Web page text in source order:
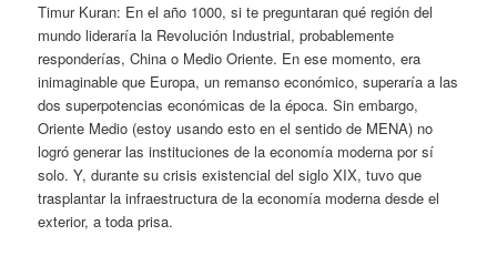
Timur Kuran: En el año 1000, si te preguntaran qué región del
mundo lideraría la Revolución Industrial, probablemente
responderías, China o Medio Oriente. En ese momento, era
inimaginable que Europa, un remanso económico, superaría a las
dos superpotencias económicas de la época. Sin embargo,
Oriente Medio (estoy usando esto en el sentido de MENA) no
logró generar las instituciones de la economía moderna por sí
solo. Y, durante su crisis existencial del siglo XIX, tuvo que
trasplantar la infraestructura de la economía moderna desde el
exterior, a toda prisa.